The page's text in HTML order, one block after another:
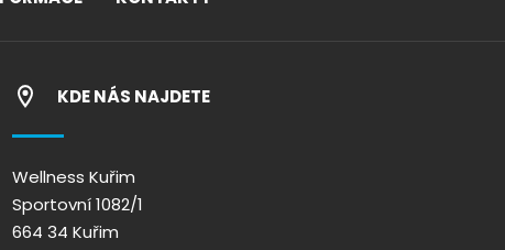
KDE NÁS NAJDETE
Wellness Kuřim
Sportovní 1082/1
664 34 Kuřim